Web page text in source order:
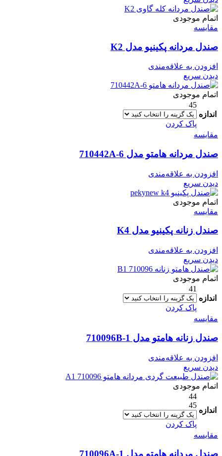
اتمام موجودی
مقایسه
صندل مردانه پکینیو مدل K2
افزودن به علاقه‌مندی
دیدن سریع
اتمام موجودی
اندازه
45
پاک کردن
مقایسه
صندل مردانه هامتو مدل 710442A-6
افزودن به علاقه‌مندی
دیدن سریع
اتمام موجودی
مقایسه
صندل زنانه پکینیو مدل K4
افزودن به علاقه‌مندی
دیدن سریع
اتمام موجودی
اندازه
41
پاک کردن
مقایسه
صندل زنانه هامتو مدل 710096B-1
افزودن به علاقه‌مندی
دیدن سریع
اتمام موجودی
اندازه
44
45
پاک کردن
مقایسه
صندل مردانه هامتو مدل 710096A-1